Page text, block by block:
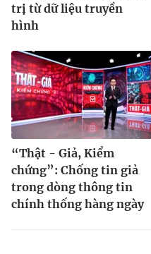
trị từ dữ liệu truyền
hình
“Thật - Giả, Kiểm
chứng”: Chống tin giả
trong dòng thông tin
chính thống hàng ngày